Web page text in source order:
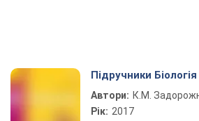
Підручники
Автори: К.М.
Рік: 2017